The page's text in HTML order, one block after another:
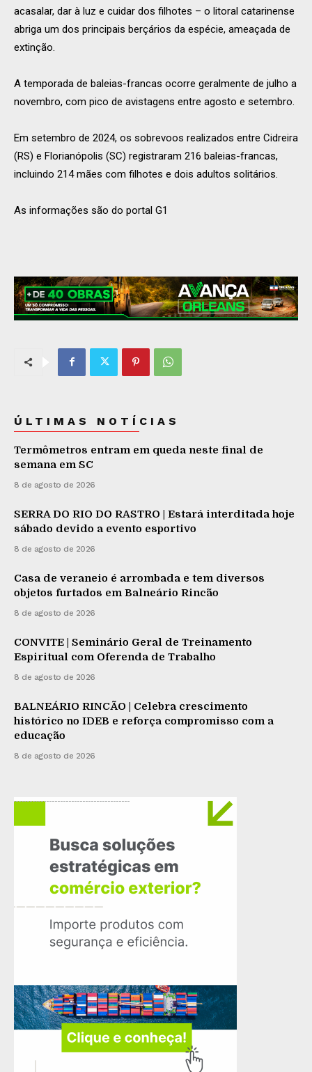
acasalar, dar à luz e cuidar dos filhotes – o litoral catarinense
abriga um dos principais berçários da espécie, ameaçada de
extinção.
A temporada de baleias-francas ocorre geralmente de julho a
novembro, com pico de avistagens entre agosto e setembro.
Em setembro de 2024, os sobrevoos realizados entre Cidreira
(RS) e Florianópolis (SC) registraram 216 baleias-francas,
incluindo 214 mães com filhotes e dois adultos solitários.
As informações são do portal G1
ÚLTIMAS NOTÍCIAS
Termômetros entram em queda neste final de
semana em SC
8 de agosto de 2026
SERRA DO RIO DO RASTRO | Estará interditada hoje
sábado devido a evento esportivo
8 de agosto de 2026
Casa de veraneio é arrombada e tem diversos
objetos furtados em Balneário Rincão
8 de agosto de 2026
CONVITE | Seminário Geral de Treinamento
Espiritual com Oferenda de Trabalho
8 de agosto de 2026
BALNEÁRIO RINCÃO | Celebra crescimento
histórico no IDEB e reforça compromisso com a
educação
8 de agosto de 2026